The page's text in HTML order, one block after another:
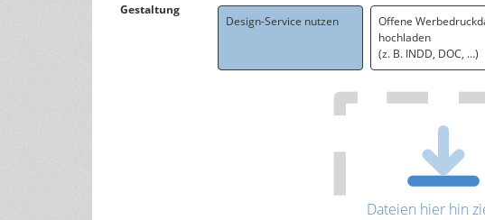
Gestaltung
Design-Service nutzen
Offene
hochladen
(z. B. INDD, DOC, …)
Dateien hier hin